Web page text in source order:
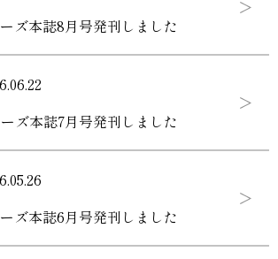
ズ本誌8月号発刊しました
ーズ本誌7月号発刊しました
ズ本誌6月号発刊しました